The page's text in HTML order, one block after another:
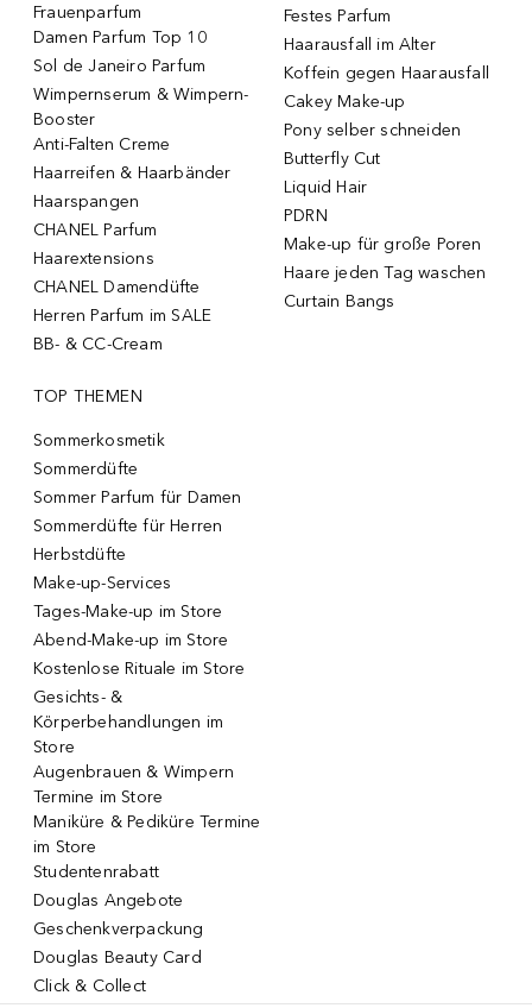
Frauenparfum
Damen Parfum Top 10
Sol de Janeiro Parfum
Wimpernserum & Wimpern-
Booster
Anti-Falten Creme
Haarreifen & Haarbänder
Haarspangen
CHANEL Parfum
Haarextensions
CHANEL Damendüfte
Herren Parfum im SALE
BB- & CC-Cream
Festes Parfum
Haarausfall im Alter
Koffein gegen Haarausfall
Cakey Make-up
Pony selber schneiden
Butterfly Cut
Liquid Hair
PDRN
Make-up für große Poren
Haare jeden Tag waschen
Curtain Bangs
TOP THEMEN
Sommerkosmetik
Sommerdüfte
Sommer Parfum für Damen
Sommerdüfte für Herren
Herbstdüfte
Make-up-Services
Tages-Make-up im Store
Abend-Make-up im Store
Kostenlose Rituale im Store
Gesichts- &
Körperbehandlungen im
Store
Augenbrauen & Wimpern
Termine im Store
Maniküre & Pediküre Termine
im Store
Studentenrabatt
Douglas Angebote
Geschenkverpackung
Douglas Beauty Card
Click & Collect